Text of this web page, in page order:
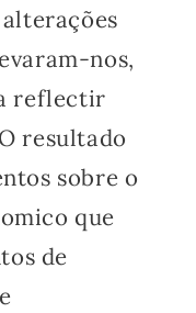
nos,
reflectir
resultado
sobre o
que
de